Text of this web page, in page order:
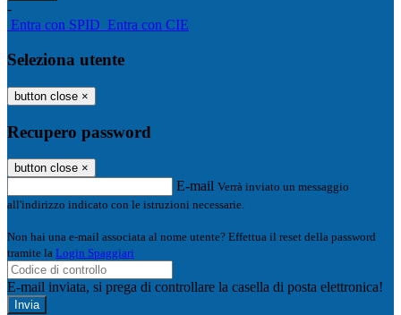
-
Entra con SPID Entra con CIE
Seleziona utente
button close ×
Recupero password
button close ×
E-mail Verrà inviato un messaggio
all'indirizzo indicato con le istruzioni necessarie.
Non hai una e-mail associata al nome utente? Effettua il reset della password
tramite la Login Spaggiari
E-mail inviata, si prega di controllare la casella di posta elettronica!